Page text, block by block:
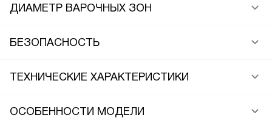
ДИАМЕТР ВАРОЧНЫХ ЗОН
БЕЗОПАСНОСТЬ
ТЕХНИЧЕСКИЕ ХАРАКТЕРИСТИКИ
ОСОБЕННОСТИ МОДЕЛИ